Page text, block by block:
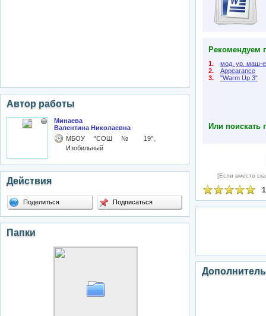
Автор работы
Минаева
Валентина Николаевна
МБОУ "СОШ № 19",
Изобильный
Действия
Поделиться Подписаться
Папки
Рекомендуем
1.
мод. ур. маш-е
2.
Appearance
3.
"Warm Up 3"
Или поискать
[Если вместо